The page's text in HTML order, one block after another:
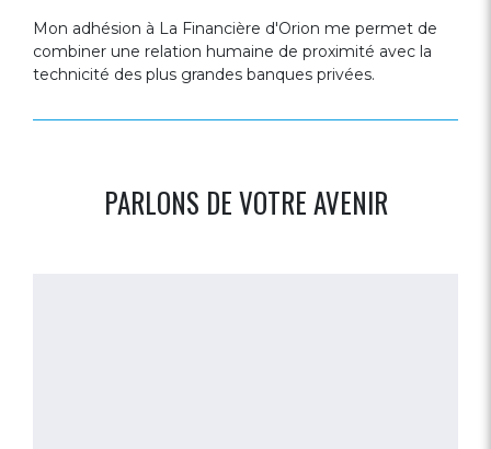
Mon adhésion à La Financière d'Orion me permet de
combiner une relation humaine de proximité avec la
technicité des plus grandes banques privées.
PARLONS DE VOTRE AVENIR